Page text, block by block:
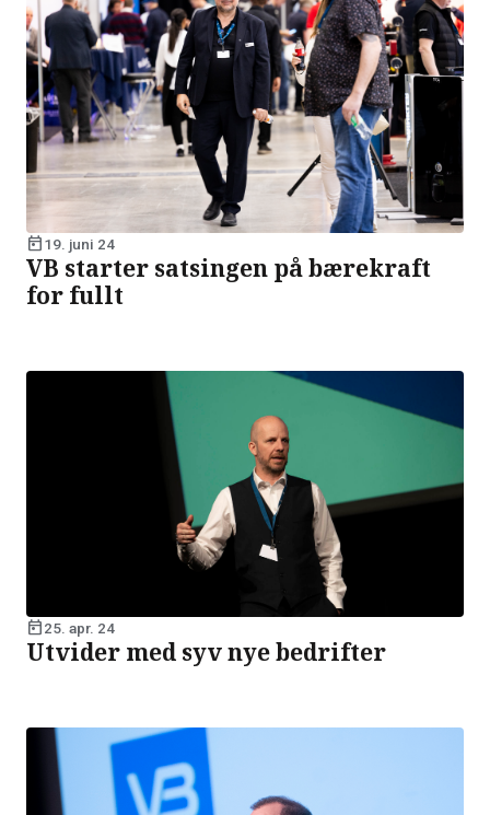
today19. juni 24
VB starter satsingen på bærekraft
for fullt
today25. apr. 24
Utvider med syv nye bedrifter